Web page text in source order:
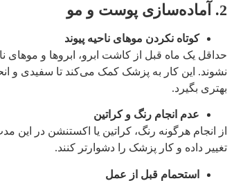
2. آماده‌سازی پوست و مو
کوتاه نکردن موهای ناحیه پیوند
حداقل یک ماه قبل از کاشت ابرو، ابروها و موهای
نشوند. این کار به پزشک کمک می‌کند تا سفیدی و
بهتری بگیرد.
عدم انجام رنگ و کراتین
از انجام هرگونه رنگ، کراتین یا اکستنشن در این
تغییر داده و کار پزشک را دشوارتر کنند.
استحمام قبل از عمل